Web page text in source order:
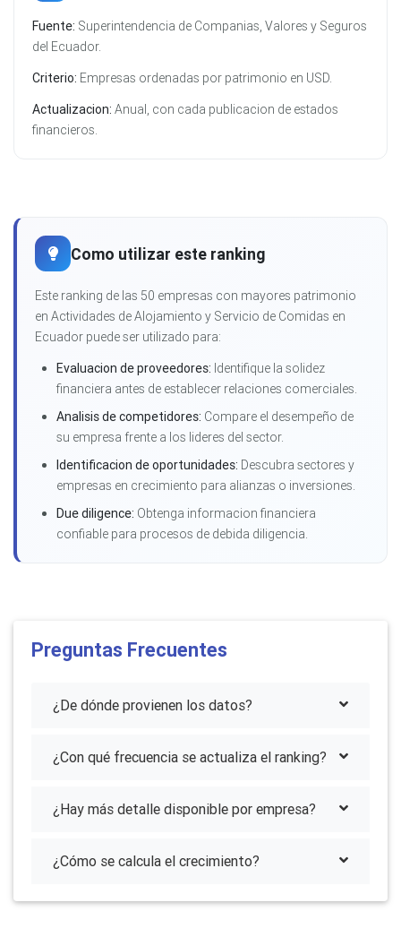
Fuente: Superintendencia de Companias, Valores y Seguros
del Ecuador.
Criterio: Empresas ordenadas por patrimonio en USD.
Actualizacion: Anual, con cada publicacion de estados
financieros.
Como utilizar este ranking
Este ranking de las 50 empresas con mayores patrimonio
en Actividades de Alojamiento y Servicio de Comidas en
Ecuador puede ser utilizado para:
Evaluacion de proveedores: Identifique la solidez
financiera antes de establecer relaciones comerciales.
Analisis de competidores: Compare el desempeño de
su empresa frente a los lideres del sector.
Identificacion de oportunidades: Descubra sectores y
empresas en crecimiento para alianzas o inversiones.
Due diligence: Obtenga informacion financiera
confiable para procesos de debida diligencia.
Preguntas Frecuentes
¿De dónde provienen los datos?
¿Con qué frecuencia se actualiza el ranking?
¿Hay más detalle disponible por empresa?
¿Cómo se calcula el crecimiento?